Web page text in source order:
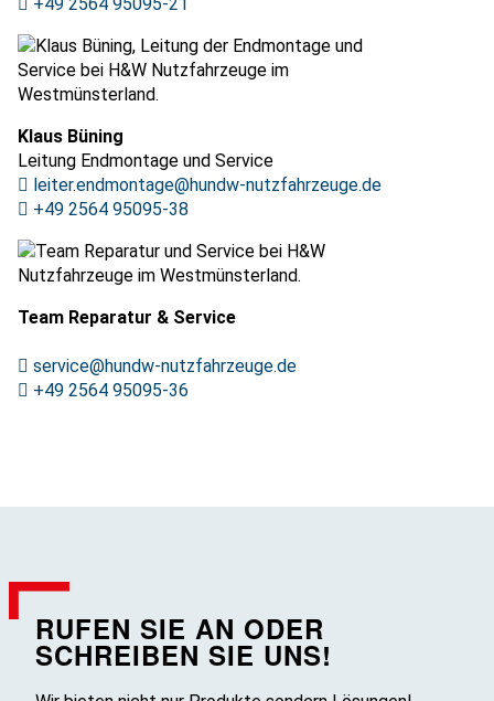
Klaus Büning
Leitung Endmontage und Service
leiter.endmontage@hundw-nutzfahrzeuge.de
+49 2564 95095-38
Team Reparatur & Service
service@hundw-nutzfahrzeuge.de
+49 2564 95095-36
RUFEN SIE AN ODER
SCHREIBEN SIE UNS!